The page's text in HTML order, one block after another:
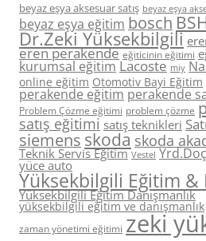
beyaz eşya aksesuar satış beyaz eşya
beyaz eşya eğitim bosch
Dr.Zeki Yüksekbilgili
eren perakende eğiticinin eğitimi
kurumsal eğitim Lacoste miy
online eğitim Otomotiv Bayi Eğitim
perakende eğitim perakende
Problem Çözme eğitimi problem çözme
satış eğitimi satış teknikleri
siemens skoda skoda
Teknik Servis Eğitim Vestel
yüce auto
Yüksekbilgili Eğitim &
Yüksekbilgili Eğitim Danışmanlık
yüksekbilgili eğitim ve danışmanlık
zaman yönetimi eğitimi zeki